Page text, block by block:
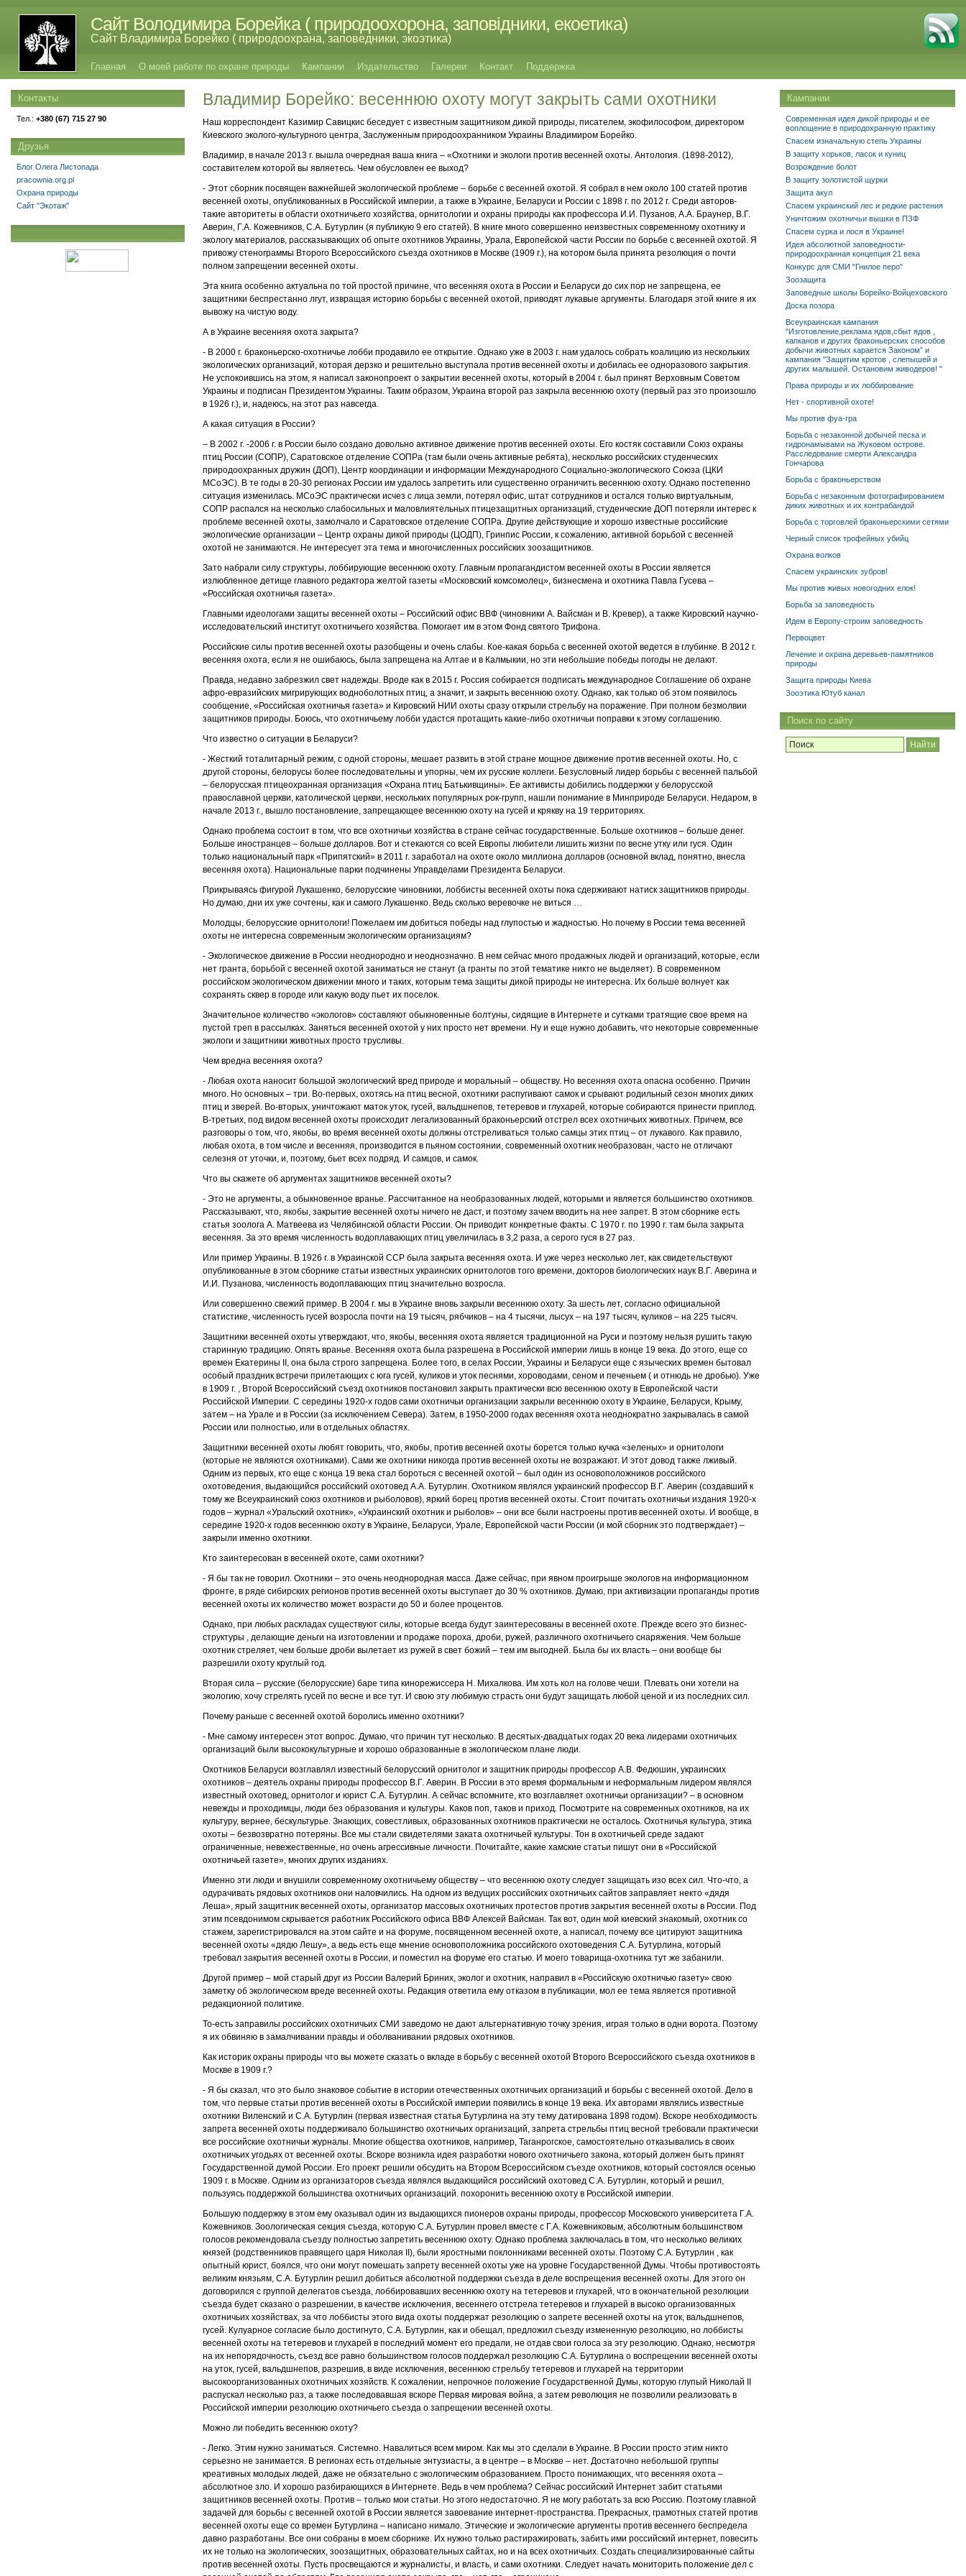
Сайт Володимира Борейка ( природоохорона, заповідники, екоетика)
Сайт Владимира Борейко ( природоохрана, заповедники, экоэтика)
Главная О моей работе по охране природы Кампании Издательство Галереи Контакт Поддержка
Владимир Борейко: весеннюю охоту могут закрыть сами охотники
Наш корреспондент Казимир Савицкис беседует с известным защитником дикой природы, писателем, экофилософом, директором
Киевского эколого-культурного центра, Заслуженным природоохранником Украины Владимиром Борейко.
Владимир, в начале 2013 г. вышла очередная ваша книга – «Охотники и экологи против весенней охоты. Антология. (1898-2012),
составителем которой вы являетесь. Чем обусловлен ее выход?
- Этот сборник посвящен важнейшей экологической проблеме – борьбе с весенней охотой. Я собрал в нем около 100 статей против
весенней охоты, опубликованных в Российской империи, а также в Украине, Беларуси и России с 1898 г. по 2012 г. Среди авторов-
такие авторитеты в области охотничьего хозяйства, орнитологии и охраны природы как профессора И.И. Пузанов, А.А. Браунер, В.Г.
Аверин, Г.А. Кожевников, С.А. Бутурлин (я публикую 9 его статей). В книге много совершенно неизвестных современному охотнику и
экологу материалов, рассказывающих об опыте охотников Украины, Урала, Европейской части России по борьбе с весенней охотой. Я
привожу стенограммы Второго Всероссийского съезда охотников в Москве (1909 г.), на котором была принята резолюция о почти
полном запрещении весенней охоты.
Эта книга особенно актуальна по той простой причине, что весенняя охота в России и Беларуси до сих пор не запрещена, ее
защитники беспрестанно лгут, извращая историю борьбы с весенней охотой, приводят лукавые аргументы. Благодаря этой книге я их
вывожу на чистую воду.
А в Украине весенняя охота закрыта?
- В 2000 г. браконьерско-охотничье лобби продавило ее открытие. Однако уже в 2003 г. нам удалось собрать коалицию из нескольких
экологических организаций, которая дерзко и решительно выступала против весенней охоты и добилась ее одноразового закрытия.
Не успокоившись на этом, я написал законопроект о закрытии весенней охоты, который в 2004 г. был принят Верховным Советом
Украины и подписан Президентом Украины. Таким образом, Украина второй раз закрыла весеннюю охоту (первый раз это произошло
в 1926 г.), и, надеюсь, на этот раз навсегда.
А какая ситуация в России?
– В 2002 г. -2006 г. в России было создано довольно активное движение против весенней охоты. Его костяк составили Союз охраны
птиц России (СОПР), Саратовское отделение СОПРа (там были очень активные ребята), несколько российских студенческих
природоохранных дружин (ДОП), Центр координации и информации Международного Социально-экологического Союза (ЦКИ
МСоЭС). В те годы в 20-30 регионах России им удалось запретить или существенно ограничить весеннюю охоту. Однако постепенно
ситуация изменилась. МСоЭС практически исчез с лица земли, потерял офис, штат сотрудников и остался только виртуальным,
СОПР распался на несколько слабосильных и маловлиятельных птицезащитных организаций, студенческие ДОП потеряли интерес к
проблеме весенней охоты, замолчало и Саратовское отделение СОПРа. Другие действующие и хорошо известные российские
экологические организации – Центр охраны дикой природы (ЦОДП), Гринпис России, к сожалению, активной борьбой с весенней
охотой не занимаются. Не интересует эта тема и многочисленных российских зоозащитников.
Зато набрали силу структуры, лоббирующие весеннюю охоту. Главным пропагандистом весенней охоты в России является
излюбленное детище главного редактора желтой газеты «Московский комсомолец», бизнесмена и охотника Павла Гусева –
«Российская охотничья газета».
Главными идеологами защиты весенней охоты – Российский офис ВВФ (чиновники А. Вайсман и В. Кревер), а также Кировский научно-
исследовательский институт охотничьего хозяйства. Помогает им в этом Фонд святого Трифона.
Российские силы против весенней охоты разобщены и очень слабы. Кое-какая борьба с весенней охотой ведется в глубинке. В 2012 г.
весенняя охота, если я не ошибаюсь, была запрещена на Алтае и в Калмыкии, но эти небольшие победы погоды не делают.
Правда, недавно забрезжил свет надежды. Вроде как в 2015 г. Россия собирается подписать международное Соглашение об охране
афро-евразийских мигрирующих водноболотных птиц, а значит, и закрыть весеннюю охоту. Однако, как только об этом появилось
сообщение, «Российская охотничья газета» и Кировский НИИ охоты сразу открыли стрельбу на поражение. При полном безмолвии
защитников природы. Боюсь, что охотничьему лобби удастся протащить какие-либо охотничьи поправки к этому соглашению.
Что известно о ситуации в Беларуси?
- Жесткий тоталитарный режим, с одной стороны, мешает развить в этой стране мощное движение против весенней охоты. Но, с
другой стороны, белорусы более последовательны и упорны, чем их русские коллеги. Безусловный лидер борьбы с весенней пальбой
– белорусская птицеохранная организация «Охрана птиц Батькивщины». Ее активисты добились поддержки у белорусской
православной церкви, католической церкви, нескольких популярных рок-групп, нашли понимание в Минприроде Беларуси. Недаром, в
начале 2013 г., вышло постановление, запрещающее весеннюю охоту на гусей и крякву на 19 территориях.
Однако проблема состоит в том, что все охотничьи хозяйства в стране сейчас государственные. Больше охотников – больше денег.
Больше иностранцев – больше долларов. Вот и стекаются со всей Европы любители лишить жизни по весне утку или гуся. Один
только национальный парк «Припятский» в 2011 г. заработал на охоте около миллиона долларов (основной вклад, понятно, внесла
весенняя охота). Национальные парки подчинены Управделами Президента Беларуси.
Прикрываясь фигурой Лукашенко, белорусские чиновники, лоббисты весенней охоты пока сдерживают натиск защитников природы.
Но думаю, дни их уже сочтены, как и самого Лукашенко. Ведь сколько веревочке не виться …
Молодцы, белорусские орнитологи! Пожелаем им добиться победы над глупостью и жадностью. Но почему в России тема весенней
охоты не интересна современным экологическим организациям?
- Экологическое движение в России неоднородно и неоднозначно. В нем сейчас много продажных людей и организаций, которые, если
нет гранта, борьбой с весенней охотой заниматься не станут (а гранты по этой тематике никто не выделяет). В современном
российском экологическом движении много и таких, которым тема защиты дикой природы не интересна. Их больше волнует как
сохранять сквер в городе или какую воду пьет их поселок.
Значительное количество «экологов» составляют обыкновенные болтуны, сидящие в Интернете и сутками тратящие свое время на
пустой треп в рассылках. Заняться весенней охотой у них просто нет времени. Ну и еще нужно добавить, что некоторые современные
экологи и защитники животных просто трусливы.
Чем вредна весенняя охота?
- Любая охота наносит большой экологический вред природе и моральный – обществу. Но весенняя охота опасна особенно. Причин
много. Но основных – три. Во-первых, охотясь на птиц весной, охотники распугивают самок и срывают родильный сезон многих диких
птиц и зверей. Во-вторых, уничтожают маток уток, гусей, вальдшнепов, тетеревов и глухарей, которые собираются принести приплод.
В-третьих, под видом весенней охоты происходит легализованный браконьерский отстрел всех охотничьих животных. Причем, все
разговоры о том, что, якобы, во время весенней охоты должны отстреливаться только самцы этих птиц – от лукавого. Как правило,
любая охота, в том числе и весенняя, производится в пьяном состоянии, современный охотник необразован, часто не отличают
селезня от уточки, и, поэтому, бьет всех подряд. И самцов, и самок.
Что вы скажете об аргументах защитников весенней охоты?
- Это не аргументы, а обыкновенное вранье. Рассчитанное на необразованных людей, которыми и является большинство охотников.
Рассказывают, что, якобы, закрытие весенней охоты ничего не даст, и поэтому зачем вводить на нее запрет. В этом сборнике есть
статья зоолога А. Матвеева из Челябинской области России. Он приводит конкретные факты. С 1970 г. по 1990 г. там была закрыта
весенняя. За это время численность водоплавающих птиц увеличилась в 3,2 раза, а серого гуся в 27 раз.
Или пример Украины. В 1926 г. в Украинской ССР была закрыта весенняя охота. И уже через несколько лет, как свидетельствуют
опубликованные в этом сборнике статьи известных украинских орнитологов того времени, докторов биологических наук В.Г. Аверина и
И.И. Пузанова, численность водоплавающих птиц значительно возросла.
Или совершенно свежий пример. В 2004 г. мы в Украине вновь закрыли весеннюю охоту. За шесть лет, согласно официальной
статистике, численность гусей возросла почти на 19 тысяч, рябчиков – на 4 тысячи, лысух – на 197 тысяч, куликов – на 225 тысяч.
Защитники весенней охоты утверждают, что, якобы, весенняя охота является традиционной на Руси и поэтому нельзя рушить такую
старинную традицию. Опять вранье. Весенняя охота была разрешена в Российской империи лишь в конце 19 века. До этого, еще со
времен Екатерины II, она была строго запрещена. Более того, в селах России, Украины и Беларуси еще с языческих времен бытовал
особый праздник встречи прилетающих с юга гусей, куликов и уток песнями, хороводами, сеном и печеньем ( и отнюдь не дробью). Уже
в 1909 г. , Второй Всероссийский съезд охотников постановил закрыть практически всю весеннюю охоту в Европейской части
Российской Империи. С середины 1920-х годов сами охотничьи организации закрыли весеннюю охоту в Украине, Беларуси, Крыму,
затем – на Урале и в России (за исключением Севера). Затем, в 1950-2000 годах весенняя охота неоднократно закрывалась в самой
России или полностью, или в отдельных областях.
Защитники весенней охоты любят говорить, что, якобы, против весенней охоты борется только кучка «зеленых» и орнитологи
(которые не являются охотниками). Сами же охотники никогда против весенней охоты не возражают. И этот довод также лживый.
Одним из первых, кто еще с конца 19 века стал бороться с весенней охотой – был один из основоположников российского
охотоведения, выдающийся российский охотовед А.А. Бутурлин. Охотником являлся украинский профессор В.Г. Аверин (создавший к
тому же Всеукраинский союз охотников и рыболовов), яркий борец против весенней охоты. Стоит почитать охотничьи издания 1920-х
годов – журнал «Уральский охотник», «Украинский охотник и рыболов» – они все были настроены против весенней охоты. И вообще, в
середине 1920-х годов весеннюю охоту в Украине, Беларуси, Урале, Европейской части России (и мой сборник это подтверждает) –
закрыли именно охотники.
Кто заинтересован в весенней охоте, сами охотники?
- Я бы так не говорил. Охотники – это очень неоднородная масса. Даже сейчас, при явном проигрыше экологов на информационном
фронте, в ряде сибирских регионов против весенней охоты выступает до 30 % охотников. Думаю, при активизации пропаганды против
весенней охоты их количество может возрасти до 50 и более процентов.
Однако, при любых раскладах существуют силы, которые всегда будут заинтересованы в весенней охоте. Прежде всего это бизнес-
структуры , делающие деньги на изготовлении и продаже пороха, дроби, ружей, различного охотничьего снаряжения. Чем больше
охотник стреляет, чем больше дроби вылетает из ружей в свет божий – тем им выгодней. Была бы их власть – они вообще бы
разрешили охоту круглый год.
Вторая сила – русские (белорусские) баре типа кинорежиссера Н. Михалкова. Им хоть кол на голове чеши. Плевать они хотели на
экологию, хочу стрелять гусей по весне и все тут. И свою эту любимую страсть они будут защищать любой ценой и из последних сил.
Почему раньше с весенней охотой боролись именно охотники?
- Мне самому интересен этот вопрос. Думаю, что причин тут несколько. В десятых-двадцатых годах 20 века лидерами охотничьих
организаций были высококультурные и хорошо образованные в экологическом плане люди.
Охотников Беларуси возглавлял известный белорусский орнитолог и защитник природы профессор А.В. Федюшин, украинских
охотников – деятель охраны природы профессор В.Г. Аверин. В России в это время формальным и неформальным лидером являлся
известный охотовед, орнитолог и юрист С.А. Бутурлин. А сейчас вспомните, кто возглавляет охотничьи организации? – в основном
невежды и проходимцы, люди без образования и культуры. Каков поп, таков и приход. Посмотрите на современных охотников, на их
культуру, вернее, бескультурье. Знающих, совестливых, образованных охотников практически не осталось. Охотничья культура, этика
охоты – безвозвратно потеряны. Все мы стали свидетелями заката охотничьей культуры. Тон в охотничьей среде задают
ограниченные, невежественные, но очень агрессивные личности. Почитайте, какие хамские статьи пишут они в «Российской
охотничьей газете», многих других изданиях.
Именно эти люди и внушили современному охотничьему обществу – что весеннюю охоту следует защищать изо всех сил. Что-что, а
одурачивать рядовых охотников они наловчились. На одном из ведущих российских охотничьих сайтов заправляет некто «дядя
Леша», ярый защитник весенней охоты, организатор массовых охотничьих протестов против закрытия весенней охоты в России. Под
этим псевдонимом скрывается работник Российского офиса ВВФ Алексей Вайсман. Так вот, один мой киевский знакомый, охотник со
стажем, зарегистрировался на этом сайте и на форуме, посвященном весенней охоте, а написал, почему все цитируют защитника
весенней охоты «дядю Лешу», а ведь есть еще мнение основоположника российского охотоведения С.А. Бутурлина, который
требовал закрытия весенней охоты в России, и поместил на форуме его статью. И моего товарища-охотника тут же забанили.
Другой пример – мой старый друг из России Валерий Бриних, эколог и охотник, направил в «Российскую охотничью газету» свою
заметку об экологическом вреде весенней охоты. Редакция ответила ему отказом в публикации, мол ее тема является противной
редакционной политике.
То-есть заправилы российских охотничьих СМИ заведомо не дают альтернативную точку зрения, играя только в одни ворота. Поэтому
я их обвиняю в замалчивании правды и оболванивании рядовых охотников.
Как историк охраны природы что вы можете сказать о вкладе в борьбу с весенней охотой Второго Всероссийского съезда охотников в
Москве в 1909 г.?
- Я бы сказал, что это было знаковое событие в истории отечественных охотничьих организаций и борьбы с весенней охотой. Дело в
том, что первые статьи против весенней охоты в Российской империи появились в конце 19 века. Их авторами являлись известные
охотники Виленский и С.А. Бутурлин (первая известная статья Бутурлина на эту тему датирована 1898 годом). Вскоре необходимость
запрета весенней охоты поддерживало большинство охотничьих организаций, запрета стрельбы птиц весной требовали практически
все российские охотничьи журналы. Многие общества охотников, например, Таганрогское, самостоятельно отказывались в своих
охотничьих угодьях от весенней охоты. Вскоре возникла идея разработки нового охотничьего закона, который должен быть принят
Государственной думой России. Его проект решили обсудить на Втором Всероссийском съезде охотников, который состоялся осенью
1909 г. в Москве. Одним из организаторов съезда являлся выдающийся российский охотовед С.А. Бутурлин, который и решил,
пользуясь поддержкой большинства охотничьих организаций. похоронить весеннюю охоту в Российской империи.
Большую поддержку в этом ему оказывал один из выдающихся пионеров охраны природы, профессор Московского университета Г.А.
Кожевников. Зоологическая секция съезда, которую С.А. Бутурлин провел вместе с Г.А. Кожевниковым, абсолютным большинством
голосов рекомендовала съезду полностью запретить весеннюю охоту. Однако проблема заключалась в том, что несколько великих
князей (родственников правящего царя Николая II), были яростными поклонниками весенней охоты. Поэтому С.А. Бутурлин , как
опытный юрист, боялся, что они могут помешать запрету весенней охоты уже на уровне Государственной Думы. Чтобы противостоять
великим князьям, С.А. Бутурлин решил добиться абсолютной поддержки съезда в деле воспрещения весенней охоты. Для этого он
договорился с группой делегатов съезда, лоббировавших весеннюю охоту на тетеревов и глухарей, что в окончательной резолюции
съезда будет сказано о разрешении, в качестве исключения, весеннего отстрела тетеревов и глухарей в высоко организованных
охотничьих хозяйствах, за что лоббисты этого вида охоты поддержат резолюцию о запрете весенней охоты на уток, вальдшнепов,
гусей. Кулуарное согласие было достигнуто, С.А. Бутурлин, как и обещал, предложил съезду измененную резолюцию, но лоббисты
весенней охоты на тетеревов и глухарей в последний момент его предали, не отдав свои голоса за эту резолюцию. Однако, несмотря
на их непорядочность, съезд все равно большинством голосов поддержал резолюцию С.А. Бутурлина о воспрещении весенней охоты
на уток, гусей, вальдшнепов, разрешив, в виде исключения, весеннюю стрельбу тетеревов и глухарей на территории
высокоорганизованных охотничьих хозяйств. К сожалении, непрочное положение Государственной Думы, которую глупый Николай II
распускал несколько раз, а также последовавшая вскоре Первая мировая война, а затем революция не позволили реализовать в
Российской империи резолюцию охотничьего съезда о запрещении весенней охоты.
Можно ли победить весеннюю охоту?
- Легко. Этим нужно заниматься. Системно. Навалиться всем миром. Как мы это сделали в Украине. В России просто этим никто
серьезно не занимается. В регионах есть отдельные энтузиасты, а в центре – в Москве – нет. Достаточно небольшой группы
креативных молодых людей, даже не обязательно с экологическим образованием. Просто понимающих, что весенняя охота –
абсолютное зло. И хорошо разбирающихся в Интернете. Ведь в чем проблема? Сейчас российский Интернет забит статьями
защитников весенней охоты. Против – только мои статьи. Но этого недостаточно. Я не могу работать за всю Россию. Поэтому главной
задачей для борьбы с весенней охотой в России является завоевание интернет-пространства. Прекрасных, грамотных статей против
весенней охоты еще со времен Бутурлина – написано нимало. Этические и экологические аргументы против весеннего беспредела
давно разработаны. Все они собраны в моем сборнике. Их нужно только растиражировать, забить ими российский интернет, повесить
их не только на экологических, зоозащитных, образовательных сайтах, но и на всех охотничьих. Создать специализированные сайты
против весенней охоты. Пусть просвещаются и журналисты, и власть, и сами охотники. Следует начать мониторить положение дел с
Кампании
Современная идея дикой природы и ее
воплощение в природохранную практику
Спасем изначальную степь Украины
В защиту хорьков, ласок и куниц
Возрождение болот
В защиту золотистой щурки
Защита акул
Спасем украинский лес и редкие растения
Уничтожим охотничьи вышки в ПЗФ
Спасем сурка и лося в Украине!
Идея абсолютной заповедности-
природоохранная концепция 21 века
Конкурс для СМИ "Гнилое перо"
Зоозащита
Заповедные школы Борейко-Войцеховского
Доска позора
Всеукраинская кампания
“Изготовление,реклама ядов,сбыт ядов ,
капканов и других браконьерских способов
добычи животных карается Законом” и
кампания "Защитим кротов , слепышей и
других малышей. Остановим живодеров! "
Права природы и их лоббирование
Нет - спортивной охоте!
Мы против фуа-гра
Борьба с незаконной добычей песка и
гидронамывами на Жуковом острове.
Расследование смерти Александра
Гончарова
Борьба с браконьерством
Борьба с незаконным фотографированием
диких животных и их контрабандой
Борьба с торговлей браконьерскими сетями
Черный список трофейных убийц
Охрана волков
Спасем украинских зубров!
Мы против живых новогодних елок!
Борьба за заповедность
Идем в Европу-строим заповедность
Первоцвет
Лечение и охрана деревьев-памятников
природы
Защита природы Киева
Зооэтика Ютуб канал
Поиск по сайту
Контакты
Тел.: +380 (67) 715 27 90
Друзья
Блог Олега Листопада
pracownia.org.pl
Охрана природы
Сайт "Экотаж"